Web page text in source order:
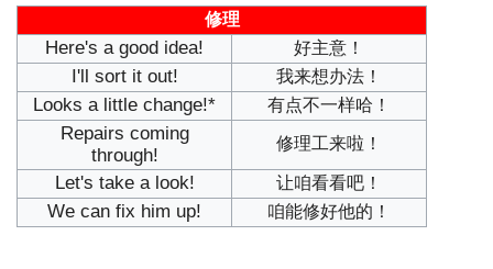
修理
Here's a good idea! 好主意！
I'll sort it out! 我来想办法！
Looks a little change!* 有点不一样哈！
Repairs coming
through!
修理工来啦！
Let's take a look! 让咱看看吧！
We can fix him up! 咱能修好他的！